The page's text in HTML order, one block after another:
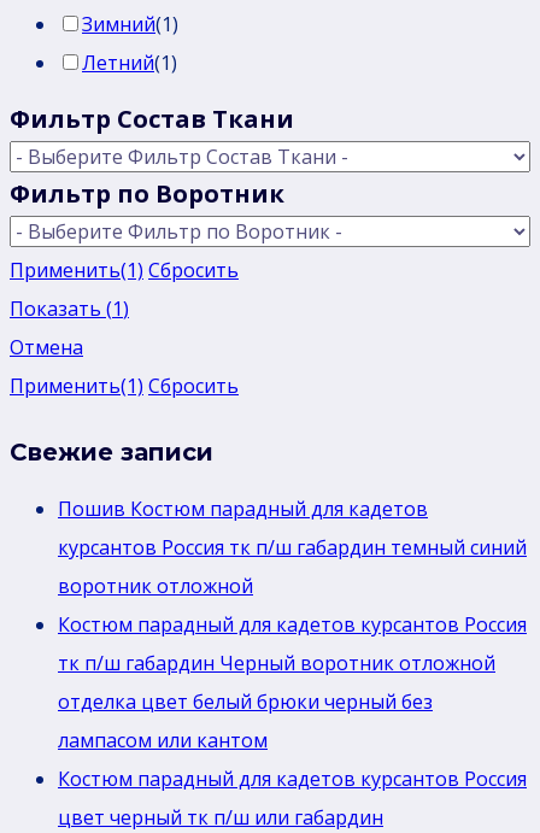
Зимний(1)
Летний(1)
Фильтр Состав Ткани
Фильтр по Воротник
Применить(1) Сбросить
Показать (1)
Отмена
Применить(1) Сбросить
Свежие записи
Пошив Костюм парадный для кадетов
курсантов Россия тк п/ш габардин темный синий
воротник отложной
Костюм парадный для кадетов курсантов Россия
тк п/ш габардин Черный воротник отложной
отделка цвет белый брюки черный без
лaмпасом или кантом
Костюм парадный для кадетов курсантов Россия
цвет черный тк п/ш или габардин